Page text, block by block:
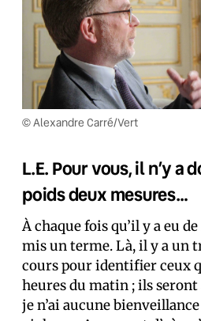
© Alexandre Carré/Vert
L.E. Pour vous, il n’y a
poids deux mesures…
À chaque fois qu’il y a eu
mis un terme. Là, il y a un
cours pour identifier ceux
heures du matin ; ils
je n’ai aucune